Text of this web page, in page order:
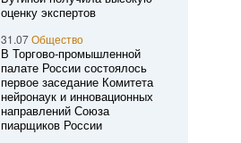
оценку экспертов
31.07Общество
В Торгово-промышленной
палате России состоялось
первое заседание Комитета
нейронаук и инновационных
направлений Союза
пиарщиков России